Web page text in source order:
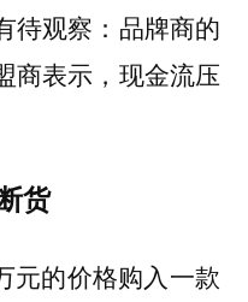
待观察：品牌商的
商表示，现金流压
货
元的价格购入一款